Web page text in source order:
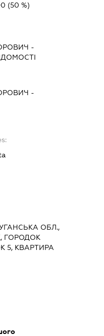
(50 %)
-
-
ОБЛ.,
ГОРОДОК
5, КВАРТИРА